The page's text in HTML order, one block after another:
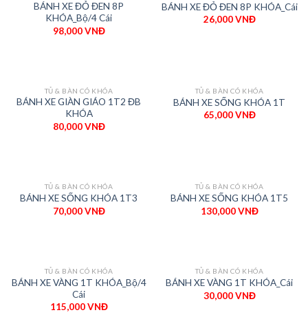
BÁNH XE ĐỎ ĐEN 8P
KHÓA_Bộ/4 Cái
98,000VNĐ
BÁNH XE ĐỎ ĐEN 8P KHÓA_Cái
26,000VNĐ
TỦ & BÀN CÓ KHÓA
BÁNH XE GIÀN GIÁO 1T2 ĐB
KHÓA
80,000VNĐ
TỦ & BÀN CÓ KHÓA
BÁNH XE SỐNG KHÓA 1T
65,000VNĐ
TỦ & BÀN CÓ KHÓA
BÁNH XE SỐNG KHÓA 1T3
70,000VNĐ
TỦ & BÀN CÓ KHÓA
BÁNH XE SỐNG KHÓA 1T5
130,000VNĐ
TỦ & BÀN CÓ KHÓA
BÁNH XE VÀNG 1T KHÓA_Bộ/4
Cái
115,000VNĐ
TỦ & BÀN CÓ KHÓA
BÁNH XE VÀNG 1T KHÓA_Cái
30,000VNĐ